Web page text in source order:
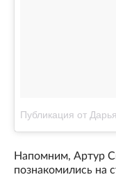
Напомним, Артур
познакомились на